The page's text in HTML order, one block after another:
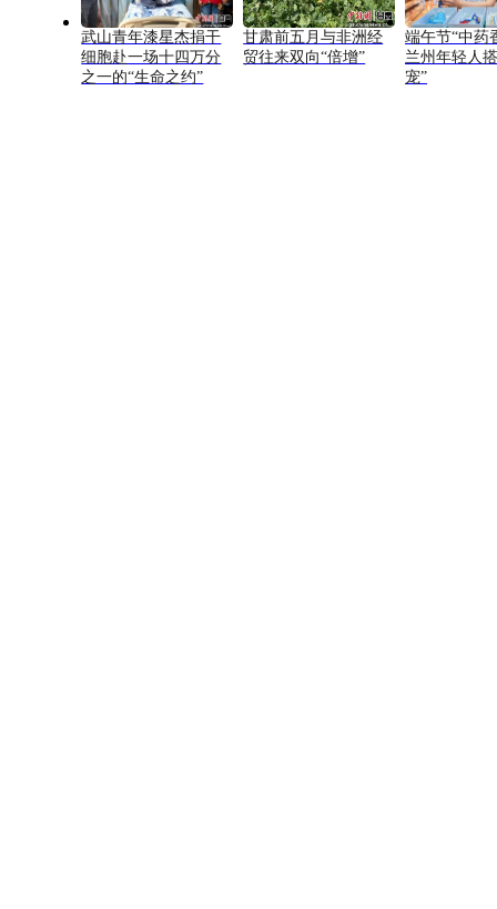
武山青年漆星杰捐干
细胞赴一场十四万分
之一的“生命之约”
甘肃前五月与非洲经
贸往来双向“倍增”
端午节“中药
兰州年轻人
宠”